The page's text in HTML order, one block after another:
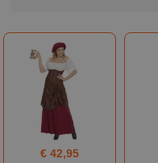
€ 42,95